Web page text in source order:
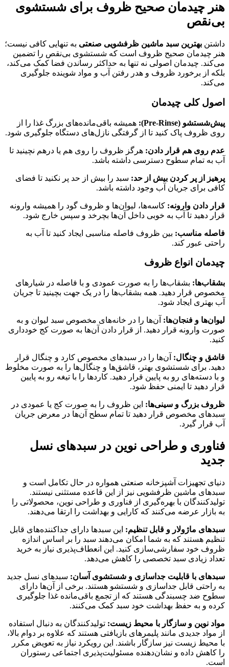
هنر چیدمان صحیح ظروف برای شستشوی
بی‌نقص
داشتن بهترین سبد ماشین ظرفشویی صنعتی به تنهایی کافی نیست؛
هنر چیدمان صحیح ظروف است که شستشوی بی‌نقص را تضمین
می‌کند. چیدمان اصولی نه تنها به حداکثر رساندن فضا کمک می‌کند،
بلکه از برخورد ظروف و هدر رفتن آب و مواد شوینده جلوگیری
می‌کند.
اصول کلی چیدمان
پیش‌شستشو (Pre-Rinse):
همیشه باقی‌مانده‌های بزرگ غذا را از
روی ظروف پاک کنید تا از گرفتگی نازل‌های دستگاه جلوگیری شود.
عدم روی هم قرار دادن: هرگز ظروف را روی هم یا درهم نچینید تا
آب به تمام سطوح دسترسی داشته باشد.
پرهیز از پر کردن بیش از حد: سبد را بیش از حد پر نکنید تا فضای
کافی برای جریان آب وجود داشته باشد.
قرار دادن وارونه: کاسه‌ها، لیوان‌ها و ظروف گود را همیشه وارونه
قرار دهید تا آب به خوبی داخل آن‌ها بچرخد و سپس خارج شود.
فاصله مناسب: بین ظروف فاصله مناسبی ایجاد کنید تا آب به
راحتی عبور کند.
چیدمان انواع ظروف
بشقاب‌ها: بشقاب‌ها را به صورت عمودی و با فاصله در شیارهای
مخصوص قرار دهید. همه بشقاب‌ها را در یک جهت بچینید تا جریان
آب بهتری ایجاد شود.
لیوان‌ها و فنجان‌ها: آن‌ها را در خانه‌های مخصوص سبد لیوان و به
صورت وارونه قرار دهید. از قرار دادن آن‌ها به صورت کج خودداری
کنید.
قاشق و چنگال: آن‌ها را در سبدهای مخصوص کارد و چنگال قرار
دهید. برای شستشوی بهتر، قاشق‌ها و چنگال‌ها را به صورت مخلوط
و با دسته‌های رو به پایین قرار دهید. کاردها را با تیغه رو به پایین
قرار دهید تا ایمنی حفظ شود.
ظروف بزرگ و سینی‌ها: این ظروف را به صورت کج یا عمودی در
سبدهای مخصوص قرار دهید تا تمام سطح آن‌ها در معرض جریان
آب قرار گیرد.
فناوری و طراحی نوین در سبدهای نسل
جدید
دنیای تجهیزات آشپزخانه صنعتی همواره در حال تکامل است و
سبدهای ماشین ظرفشویی نیز از این قاعده مستثنی نیستند.
تولیدکنندگان با بهره‌گیری از فناوری و طراحی نوین، محصولاتی را
به بازار عرضه می‌کنند که کارایی و بهداشت را ارتقا می‌دهند.
سبدهای ماژولار و قابل تنظیم: این سبدها دارای جداکننده‌های قابل
تنظیم هستند که به شما امکان می‌دهند سبد را بر اساس اندازه
ظروف خود سفارشی‌سازی کنید. این انعطاف‌پذیری نیاز به خرید
تعداد زیادی سبد تخصصی را کاهش می‌دهد.
سبدهای با قابلیت جداسازی و شستشوی آسان: سبدهای نسل جدید
به راحتی قابل جداسازی و شستشو هستند. برخی از آن‌ها دارای
سطوح ضد چسبندگی هستند که از تجمع باقی‌مانده غذا جلوگیری
کرده و به حفظ بهداشت خود سبد کمک می‌کنند.
مواد نوین و سازگار با محیط زیست: تولیدکنندگان به دنبال استفاده
از مواد جدیدی مانند پلیمرهای بازیافتی هستند که علاوه بر دوام بالا،
با محیط زیست نیز سازگار باشند. این رویکرد نیاز به تعویض مکرر
را کاهش داده و نشان‌دهنده مسئولیت‌پذیری اجتماعی رستوران
است.